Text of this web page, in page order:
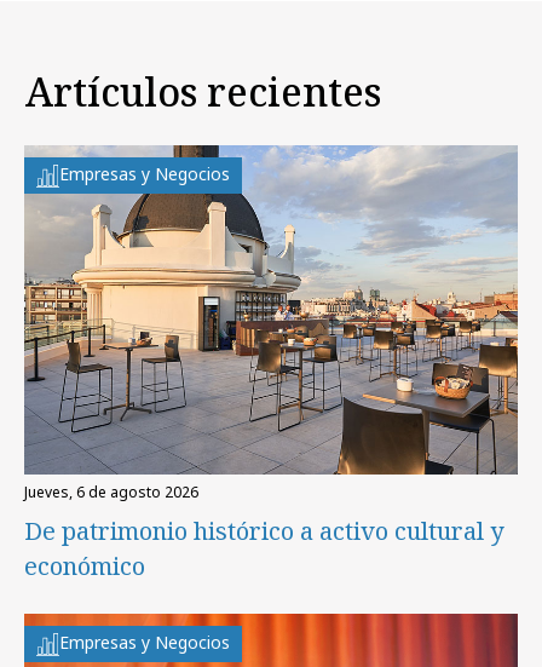
Artículos recientes
Empresas y Negocios
jueves, 6 de agosto 2026
De patrimonio histórico a activo cultural y
económico
Empresas y Negocios